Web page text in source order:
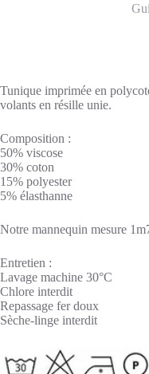
Tunique imprimée en
volants en résille unie.
Composition :
50% viscose
30% coton
15% polyester
5% élasthanne
Notre mannequin mesure
Entretien :
Lavage machine 30°C
Chlore interdit
Repassage fer doux
Sèche-linge interdit